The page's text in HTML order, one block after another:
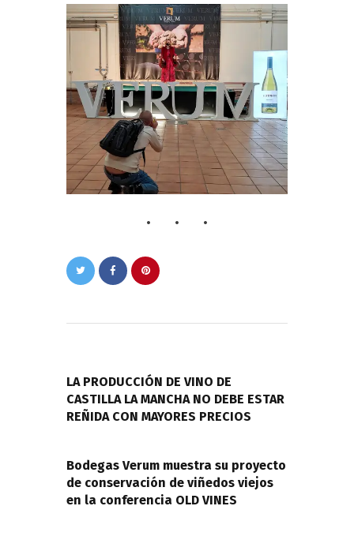
entradas
LA PRODUCCIÓN DE VINO DE
CASTILLA LA MANCHA NO DEBE ESTAR
REÑIDA CON MAYORES PRECIOS
Bodegas Verum muestra su proyecto
de conservación de viñedos viejos
en la conferencia OLD VINES